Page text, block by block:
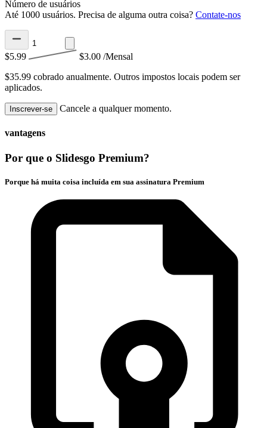
Número de usuários
Até 1000 usuários. Precisa de alguma outra coisa? Contate-nos
$5.99 $3.00 /Mensal
$35.99 cobrado anualmente. Outros impostos locais podem ser
aplicados.
Inscrever-se Cancele a qualquer momento.
vantagens
Por que o Slidesgo Premium?
Porque há muita coisa incluída em sua assinatura Premium